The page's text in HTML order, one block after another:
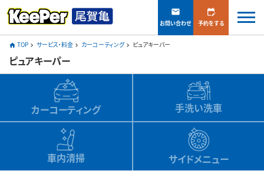
mail
お問い合わせ
edit_calendar
予約をする
home TOP navigate_next サービス・料金 navigate_next カーコーティング navigate_next ピュアキーパー
ピュアキーパー
カーコーティング 手洗い洗車
車内清掃 サイドメニュー